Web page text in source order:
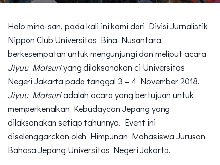
Halo mina-san, pada kali ini kami dari Divisi Jurnalistik
Nippon Club Universitas Bina Nusantara
berkesempatan untuk mengunjungi dan meliput acara
Jiyuu Matsuriyang dilaksanakan di Universitas
Negeri Jakarta pada tanggal 3 – 4 November 2018.
Jiyuu Matsuriadalah acara yang bertujuan untuk
memperkenalkan Kebudayaan Jepang yang
dilaksanakan setiap tahunnya. Event ini
diselenggarakan oleh Himpunan Mahasiswa Jurusan
Bahasa Jepang Universitas Negeri Jakarta.